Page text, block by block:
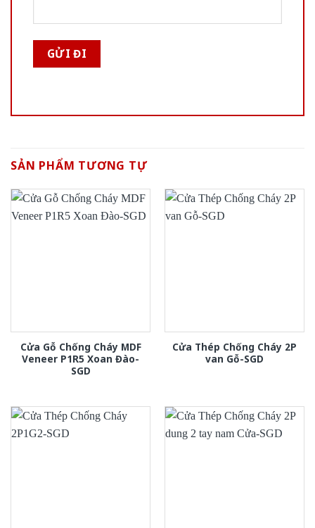
SẢN PHẨM TƯƠNG TỰ
Cửa Gỗ Chống Cháy MDF
Veneer P1R5 Xoan Đào-
SGD
Cửa Thép Chống Cháy 2P
van Gỗ-SGD